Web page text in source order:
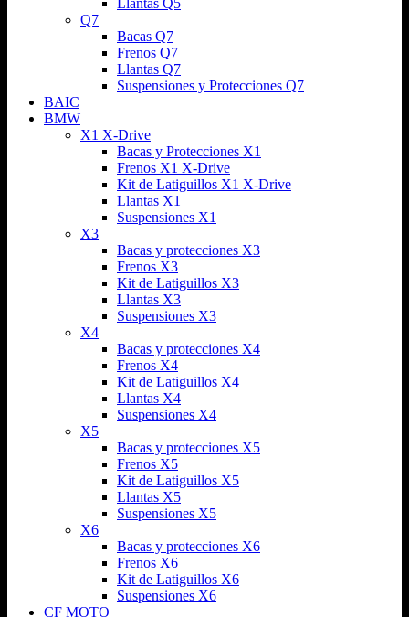
Q7
Bacas Q7
Frenos Q7
Llantas Q7
Suspensiones y Protecciones Q7
BAIC
BMW
X1 X-Drive
Bacas y Protecciones X1
Frenos X1 X-Drive
Kit de Latiguillos X1 X-Drive
Llantas X1
Suspensiones X1
X3
Bacas y protecciones X3
Frenos X3
Kit de Latiguillos X3
Llantas X3
Suspensiones X3
X4
Bacas y protecciones X4
Frenos X4
Kit de Latiguillos X4
Llantas X4
Suspensiones X4
X5
Bacas y protecciones X5
Frenos X5
Kit de Latiguillos X5
Llantas X5
Suspensiones X5
X6
Bacas y protecciones X6
Frenos X6
Kit de Latiguillos X6
Suspensiones X6
CF MOTO